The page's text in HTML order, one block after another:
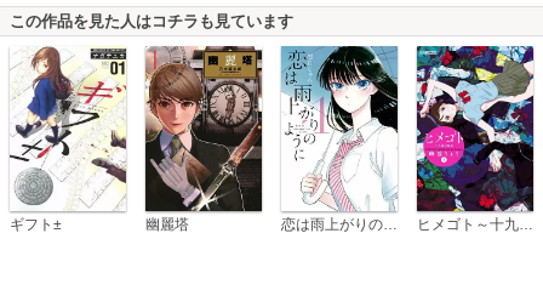
この作品を見た人はコチラも見ています
ギフト± 幽麗塔 ヒメゴト～十九歳の制服～